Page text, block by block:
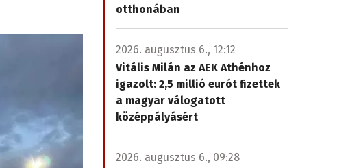
otthonában
2026. augusztus 6., 12:12
Vitális Milán az AEK Athénhoz
igazolt: 2,5 millió eurót fizettek
a magyar válogatott
középpályásért
2026. augusztus 6., 09:28